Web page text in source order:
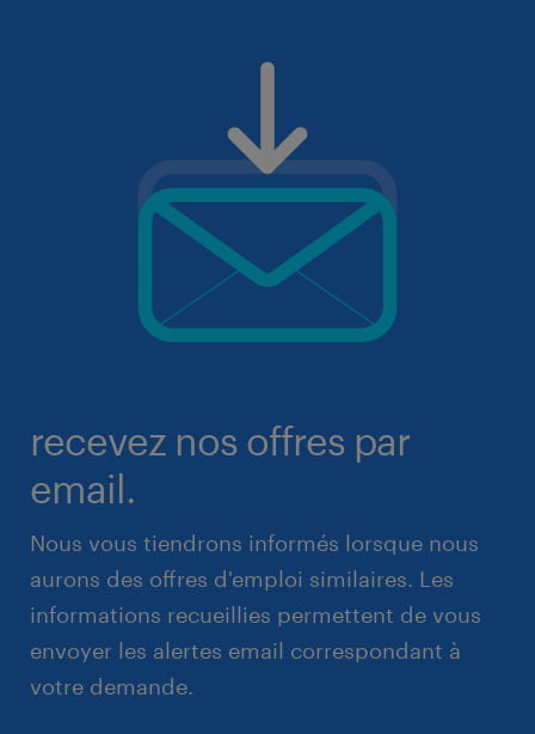
recevez nos offres par
email.
Nous vous tiendrons informés lorsque nous
aurons des offres d'emploi similaires. Les
informations recueillies permettent de vous
envoyer les alertes email correspondant à
votre demande.